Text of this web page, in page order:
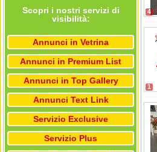
Scopri i nostri servizi di
visibilità:
Annunci in Vetrina
Annunci in Premium List
Annunci in Top Gallery
Annunci Text Link
Servizio Exclusive
Servizio Plus
4
1